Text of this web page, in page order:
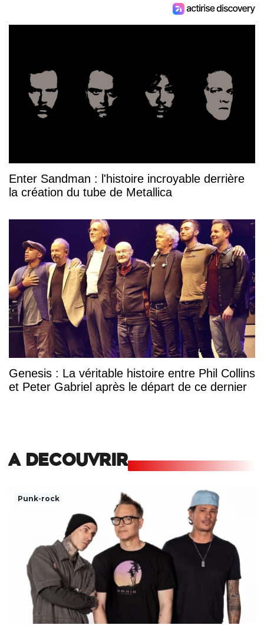
Enter Sandman : l'histoire incroyable derrière
la création du tube de Metallica
Genesis : La véritable histoire entre Phil Collins
et Peter Gabriel après le départ de ce dernier
A DECOUVRIR
Punk-rock